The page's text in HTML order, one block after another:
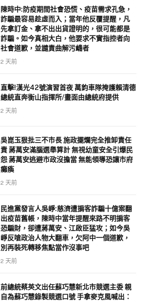
陳時中:防疫期間社會恐慌、疫苗需求孔急，
詐騙最容易趁虛而入；當年他反覆提醒，凡
先拿訂金、拿不出出貨證明的，很可能都是
詐騙。如今真相大白，他要求不實指控者向
社會道歉，並譴責曲解污衊者
2 天前
直擊!漢光42號演習首夜 萬鈞車隊掩護賴清德
總統直奔衡山指揮所/畫面由總統府提供
2 天前
吳崑玉狠批三不市長 施政擺爛完全推卸責任
責 蔣萬安滿腦選舉算計 無視幼童安全引爆民
怨 蔣萬安逃避市政沒擔當 無能領導恐讓市府
癱瘓
2 天前
民進黨發言人吳崢:慈濟遭掮客詐騙十億案翻
出疫苗舊帳，陳時中當年提醒來路不明掮客
恐騙財，卻遭蔣萬安、江啟臣猛攻；如今吳
崢反嗆政治人物大翻車，欠阿中一個道歉，
別再裝死轉移焦點當作沒事吧
2 天前
前總統蔡英文出任蘇巧慧新北市競選主委 親
自為蘇巧慧錄製競選口號 手拿麥克風喊出：